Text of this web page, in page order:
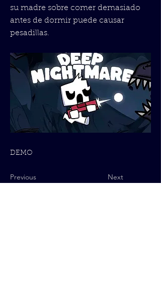
su madre sobre comer demasiado
antes de dormir puede causar
pesadillas.
DEMO
Previous Next